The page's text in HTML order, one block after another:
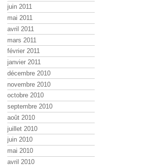
juin 2011
mai 2011
avril 2011
mars 2011
février 2011
janvier 2011
décembre 2010
novembre 2010
octobre 2010
septembre 2010
août 2010
juillet 2010
juin 2010
mai 2010
avril 2010